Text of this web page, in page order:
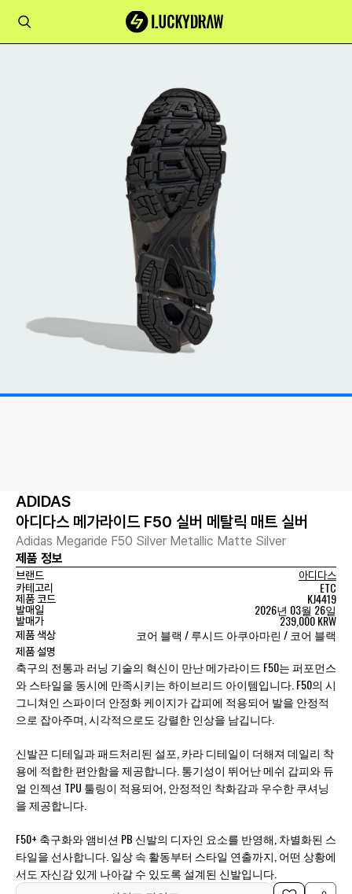
ADIDAS
아디다스 메가라이드 F50 실버 메탈릭 매트 실버
Adidas Megaride F50 Silver Metallic Matte Silver
제품 정보
브랜드
아디다스
카테고리
ETC
제품 코드 KJ4419
발매일 2026년 03월 26일
발매가 239,000 KRW
제품 색상 코어 블랙 / 루시드 아쿠아마린 / 코어 블랙
제품 설명
축구의 전통과 러닝 기술의 혁신이 만난 메가라이드 F50는 퍼포먼스
와 스타일을 동시에 만족시키는 하이브리드 아이템입니다. F50의 시
그니쳐인 스파이더 안정화 케이지가 갑피에 적용되어 발을 안정적
으로 잡아주며, 시각적으로도 강렬한 인상을 남깁니다.
신발끈 디테일과 패드처리된 설포, 카라 디테일이 더해져 데일리 착
용에 적합한 편안함을 제공합니다. 통기성이 뛰어난 메쉬 갑피와 듀
얼 인젝션 TPU 툴링이 적용되어, 안정적인 착화감과 우수한 쿠셔닝
을 제공합니다.
F50+ 축구화와 앰비션 PB 신발의 디자인 요소를 반영해, 차별화된 스
타일을 선사합니다. 일상 속 활동부터 스타일 연출까지, 어떤 상황에
서도 자신감 있게 나아갈 수 있도록 설계된 신발입니다.